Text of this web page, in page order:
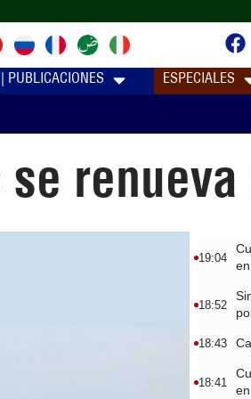
PUBLICACIONES ESPECIALES
19:04
18:52
18:43
18:41